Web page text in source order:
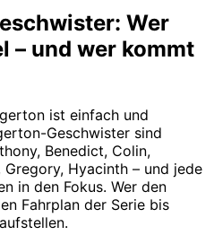
Wer
– und wer kommt
ist einfach und
Geschwister sind
Benedict, Colin,
Gregory, Hyacinth – und jede
in den Fokus. Wer den
Fahrplan der Serie bis